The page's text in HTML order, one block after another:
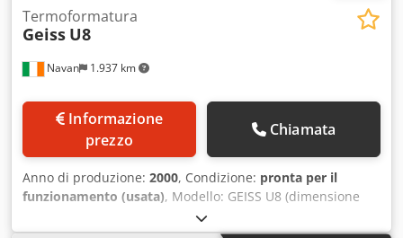
Navan 1.937 km
Termoformatura
Geiss U8
prezzo
Chiamata
Anno di produzione: 2000, Condizione: pronta per il
funzionamento (usata), Modello: GEISS U8 (dimensione
nominale 1000 × 1500 mm) Dimensione lastra: 1000 × 1500
mm (alimentazione) Area massima di formatura: circa 1460